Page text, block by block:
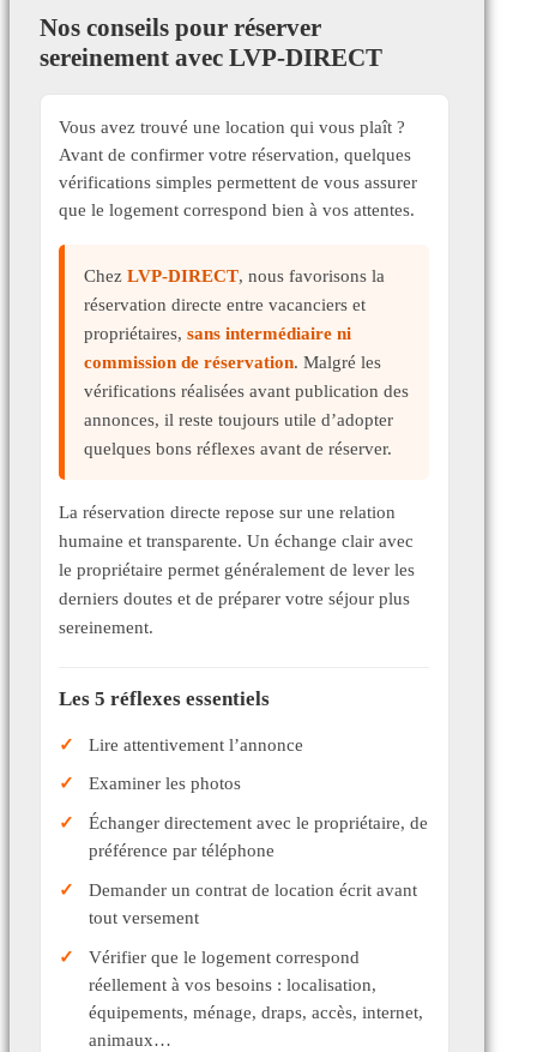
Nos conseils pour réserver
sereinement avec LVP-DIRECT
Vous avez trouvé une location qui vous plaît ?
Avant de confirmer votre réservation, quelques
vérifications simples permettent de vous assurer
que le logement correspond bien à vos attentes.
Chez LVP-DIRECT, nous favorisons la
réservation directe entre vacanciers et
propriétaires, sans intermédiaire ni
commission de réservation. Malgré les
vérifications réalisées avant publication des
annonces, il reste toujours utile d’adopter
quelques bons réflexes avant de réserver.
La réservation directe repose sur une relation
humaine et transparente. Un échange clair avec
le propriétaire permet généralement de lever les
derniers doutes et de préparer votre séjour plus
sereinement.
Les 5 réflexes essentiels
Lire attentivement l’annonce
Examiner les photos
Échanger directement avec le propriétaire, de
préférence par téléphone
Demander un contrat de location écrit avant
tout versement
Vérifier que le logement correspond
réellement à vos besoins : localisation,
équipements, ménage, draps, accès, internet,
animaux…